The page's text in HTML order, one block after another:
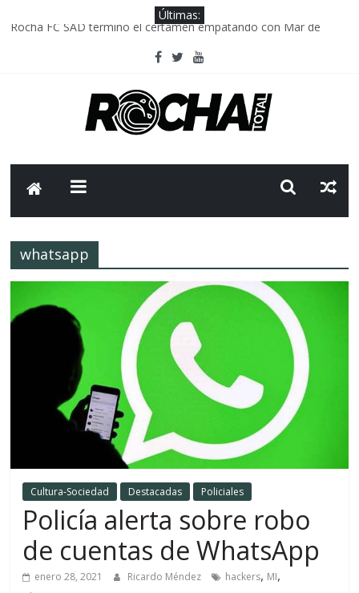
Últimas:
Rocha FC SAD termino el certamen empatando con Mar de
Delegación parlamentaria uruguaya llega a Israel; el Frente
Caso Charles Carrera: la causa que sobrevivió al paso del tiempo
Criminalidad en Uruguay: menos delitos,los homicidios son lo
whatsapp
Cultura-Sociedad Destacadas Policiales
Policía alerta sobre robo
de cuentas de WhatsApp
enero 28, 2021 Ricardo Méndez hackers, MI,